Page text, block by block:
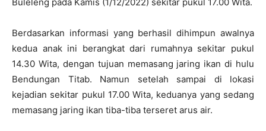
Berdasarkan informasi yang berhasil dihimpun awalnya
kedua anak ini berangkat dari rumahnya sekitar pukul
14.30 Wita, dengan tujuan memasang jaring ikan di hulu
Bendungan Titab. Namun setelah sampai di lokasi
kejadian sekitar pukul 17.00 Wita, keduanya yang sedang
memasang jaring ikan tiba-tiba terseret arus air.